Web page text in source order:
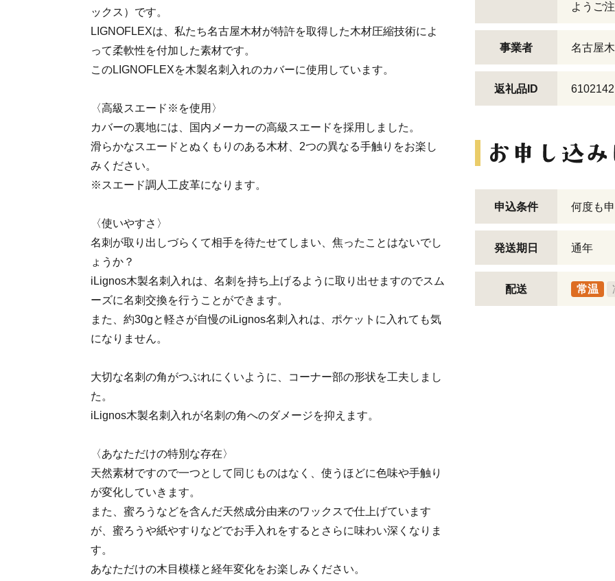
ックス）です。
LIGNOFLEXは、私たち名古屋木材が特許を取得した木材圧縮技術によ
って柔軟性を付加した素材です。
このLIGNOFLEXを木製名刺入れのカバーに使用しています。
〈高級スエード※を使用〉
カバーの裏地には、国内メーカーの高級スエードを採用しました。
滑らかなスエードとぬくもりのある木材、2つの異なる手触りをお楽し
みください。
※スエード調人工皮革になります。
〈使いやすさ〉
名刺が取り出しづらくて相手を待たせてしまい、焦ったことはないでし
ょうか？
iLignos木製名刺入れは、名刺を持ち上げるように取り出せますのでスム
ーズに名刺交換を行うことができます。
また、約30gと軽さが自慢のiLignos名刺入れは、ポケットに入れても気
になりません。
大切な名刺の角がつぶれにくいように、コーナー部の形状を工夫しまし
た。
iLignos木製名刺入れが名刺の角へのダメージを抑えます。
〈あなただけの特別な存在〉
天然素材ですので一つとして同じものはなく、使うほどに色味や手触り
が変化していきます。
また、蜜ろうなどを含んだ天然成分由来のワックスで仕上げています
が、蜜ろうや紙やすりなどでお手入れをするとさらに味わい深くなりま
す。
あなただけの木目模様と経年変化をお楽しみください。
ようご
事業者 名古屋木
返礼品ID 6102142
申込条件 何度も
発送期日 通年
配送 常温